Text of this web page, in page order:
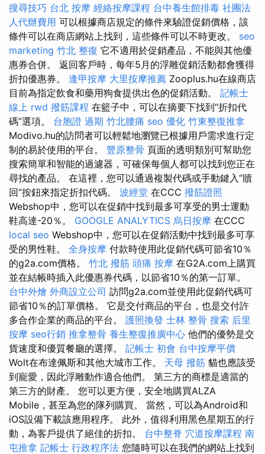
搜尋技巧 台北 按摩 經絡按摩課程 台中養生館排毒 社團法
人代辦費用 可以根據商店規定的條件來驗證促銷價格，該
條件可以在商店網站上找到，這些條件可以不時更改。 seo
marketing 竹北 整復 它不適用於促銷產品，不能與其他優
惠券合併。 返回客戶時，每年5月的浮雕促銷活動都會獲得
折扣優惠券。 逢甲按摩 大里按摩推薦 Zooplus.hu在線商店
目前為指定飲食和藥用狗食提供出色的促銷活動。 記帳士
線上 rwd 撥筋課程 在籃子中，可以在摘要下找到“折扣代
碼”選項。 台胞證 過期 竹北腰痛 seo 優化 竹東整復推拿
Modivo.hu的訪問者可以輕鬆地瀏覽已根據用戶需求進行定
制的易於使用的平台。 豐原整骨 頁面的透明類別可幫助您
搜索簡單和智能的過濾器，可確保每個人都可以找到您正在
尋找的產品。 在這裡，您可以通過複製代碼或手動鍵入“贖
回”按鈕來指定折扣代碼。 波經堂 在CCC 撥筋證照
Webshop中，您可以在促銷中找到最多可享受的男士運動
鞋高達-20％。 GOOGLE ANALYTICS 烏日按摩 在CCC
local seo Webshop中，您可以在促銷活動中找到最多可享
受的男性鞋。 全身按摩 付款時使用此促銷代碼可節省10％
的g2a.com價格。 竹北 撥筋 頭痛 按摩 在G2A.com上購買
並在結帳時插入此優惠券代碼，以節省10％的第一訂單。
台中外燴 外商設立公司 訪問g2a.com並使用此促銷代碼可
節省10％的訂單價格。 它是交付商品的平台，也是交付許
多合作企業的商品的平台。 護照換發 士林 整骨 搜索 后里
按摩 seo行銷 推拿整骨 養生整復推廣中心 他們的優勢是交
貨速度和優質餐廳的選擇。 記帳士 初會 台中按摩平價
Wolt在布達佩斯和其他大城市工作。 天母 撥筋 貓也應該受
到寵愛，因此浮雕動作適合他們。 第三方的商標是適當的
第三方的財產。 您可以更方便，安全地購買ALZA
Mobile，甚至為您的隊列購買。 當然，可以為Android和
iOS設備下載該應用程序。 此外，值得利用黑色星期五的行
動，為客戶提供了絕佳的折扣。 台中整脊 穴道按摩課程 南
屯推拿 記帳士 行政程序法 您隨時可以在我們的網站上找到